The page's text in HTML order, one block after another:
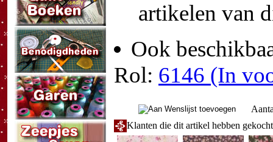
artikelen van
Ook
Rol: 6146 (In
Klanten die dit artikel hebben